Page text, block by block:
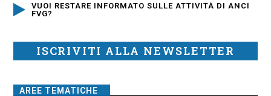
VUOI RESTARE INFORMATO SULLE ATTIVITÀ DI ANCI
FVG?
ISCRIVITI ALLA NEWSLETTER
AREE TEMATICHE